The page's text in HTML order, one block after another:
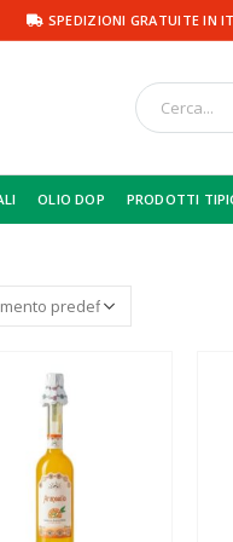
SPEDIZIONI GRATUITE IN
OLIO DOP PRODOTTI